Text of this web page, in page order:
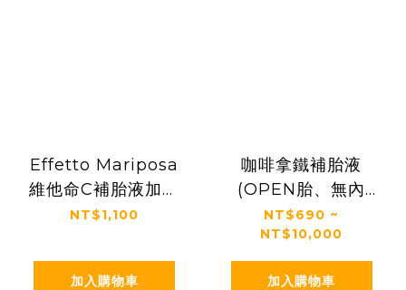
Effetto Mariposa
維他命C補胎液加強
粉(適用咖啡拿鐵補
NT$1,100
加入購物車
咖啡拿鐵補胎液
(OPEN胎、無內
胎、管胎適用)-事前
補胎液
NT$690 ~
NT$10,000
加入購物車